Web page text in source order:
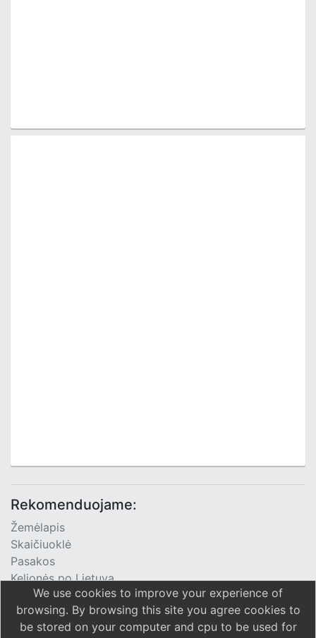
Rekomenduojame:
Žemėlapis
Skaičiuoklė
Pasakos
Kelionės po Lietuvą
TV Programa
We use cookies to improve your experience of
browsing. By browsing this site you agree cookies to
be stored on your computer and cpu to be used for